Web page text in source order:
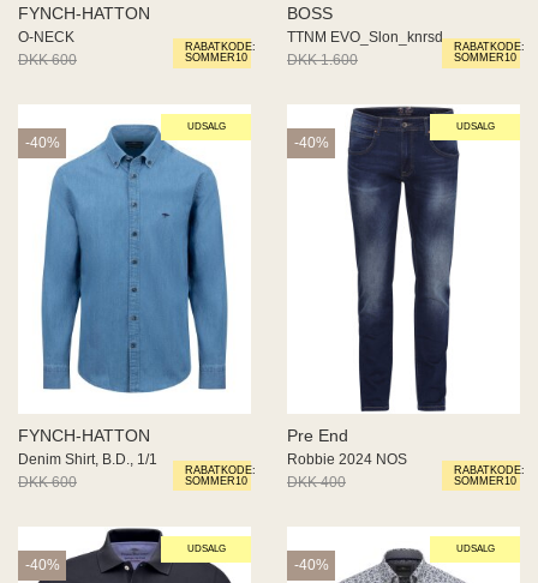
RABATKODE:
SOMMER10
FYNCH-HATTON
O-NECK
DKK 600
DKK 360
RABATKODE:
SOMMER10
BOSS
TTNM EVO_Slon_knrsd
DKK 1.600
DKK 800
UDSALG
RABATKODE:
SOMMER10
-40%
FYNCH-HATTON
Denim Shirt, B.D., 1/1
DKK 600
DKK 360
UDSALG
RABATKODE:
SOMMER10
-40%
Pre End
Robbie 2024 NOS
DKK 400
DKK 240
UDSALG
-40%
UDSALG
-40%